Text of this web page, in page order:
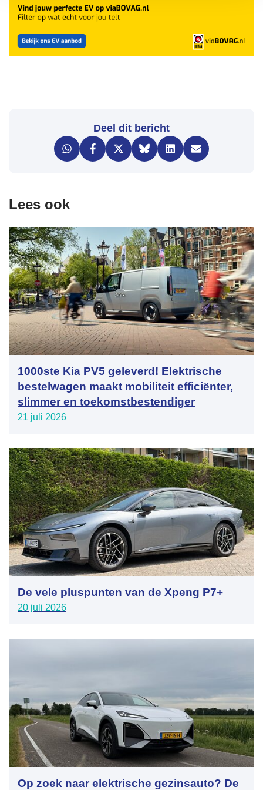
Deel dit bericht
Lees ook
1000ste Kia PV5 geleverd! Elektrische
bestelwagen maakt mobiliteit efficiënter,
slimmer en toekomstbestendiger
21 juli 2026
De vele pluspunten van de Xpeng P7+
20 juli 2026
Op zoek naar elektrische gezinsauto? De